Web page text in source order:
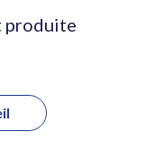
produite